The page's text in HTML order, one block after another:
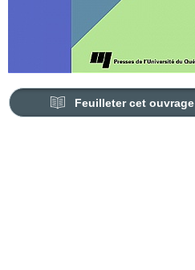
Feuilleter cet ouvrage